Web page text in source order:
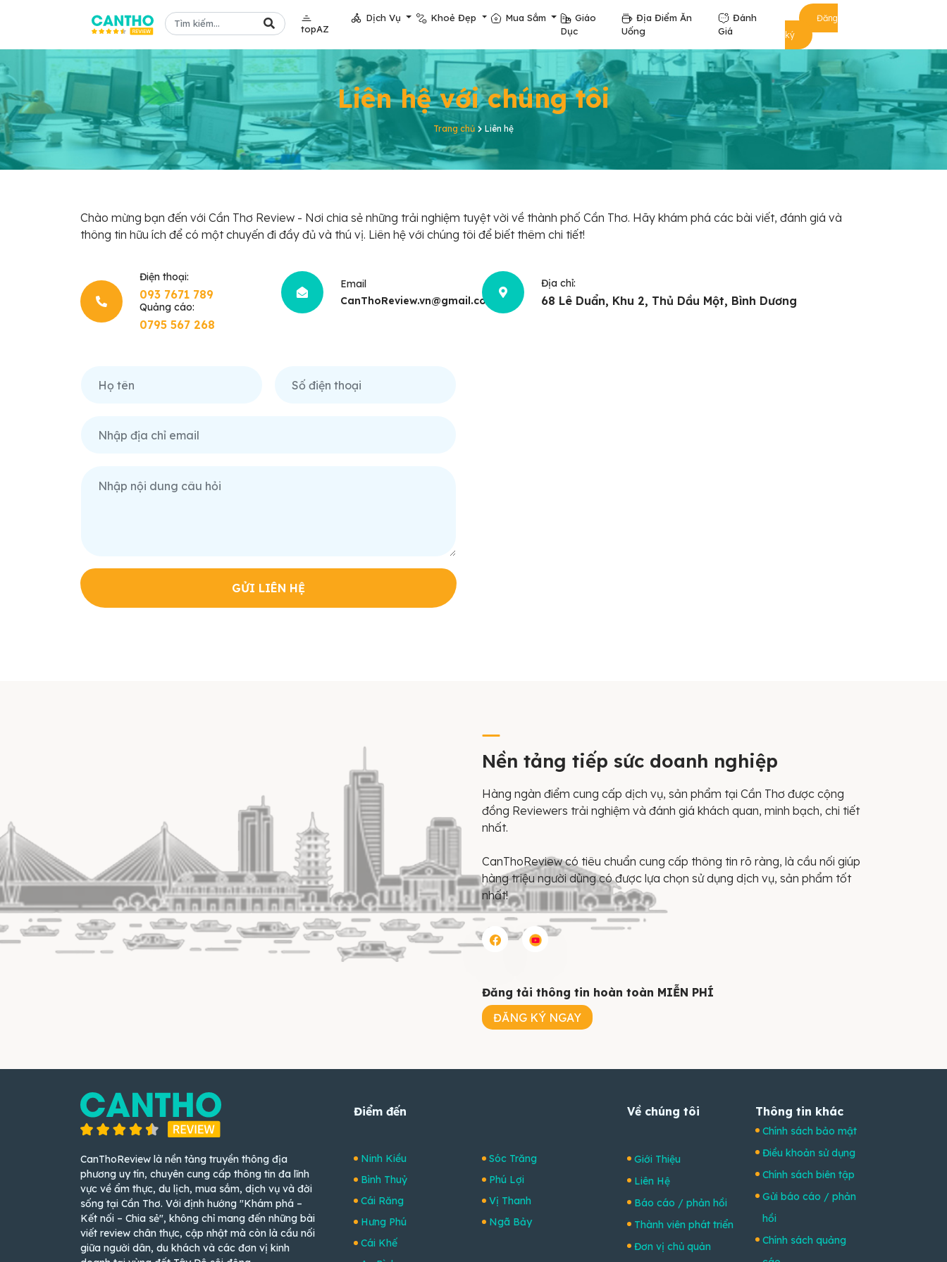
topAZ
Dịch Vụ Khoẻ Đẹp Mua Sắm
Giáo
Dục
Địa Điểm Ăn
Uống
Đánh
Giá
Đăng
ký
Liên hệ với chúng tôi
Trang chủ Liên hệ
Chào mừng bạn đến với Cần Thơ Review - Nơi chia sẻ những trải nghiệm tuyệt vời về thành phố Cần Thơ. Hãy khám phá các bài viết, đánh giá và
thông tin hữu ích để có một chuyến đi đầy đủ và thú vị. Liên hệ với chúng tôi để biết thêm chi tiết!
Điện thoại:
093 7671 789
Quảng cáo:
0795 567 268
Email
CanThoReview.vn@gmail.com
Địa chỉ:
68 Lê Duẩn, Khu 2, Thủ Dầu Một, Bình Dương
GỬI LIÊN HỆ
Nền tảng tiếp sức doanh nghiệp
Hàng ngàn điểm cung cấp dịch vụ, sản phẩm tại Cần Thơ được cộng
đồng Reviewers trải nghiệm và đánh giá khách quan, minh bạch, chi tiết
nhất.
CanThoReview có tiêu chuẩn cung cấp thông tin rõ ràng, là cầu nối giúp
hàng triệu người dùng có được lựa chọn sử dụng dịch vụ, sản phẩm tốt
nhất!
Đăng tải thông tin hoàn toàn MIỄN PHÍ
ĐĂNG KÝ NGAY
CanThoReview là nền tảng truyền thông địa
phương uy tín, chuyên cung cấp thông tin đa lĩnh
vực về ẩm thực, du lịch, mua sắm, dịch vụ và đời
sống tại Cần Thơ. Với định hướng "Khám phá –
Kết nối – Chia sẻ", không chỉ mang đến những bài
viết review chân thực, cập nhật mà còn là cầu nối
giữa người dân, du khách và các đơn vị kinh
Điểm đến
Ninh Kiều
Bình Thuỷ
Cái Răng
Hưng Phú
Cái Khế
Sóc Trăng
Phú Lợi
Vị Thanh
Ngã Bảy
Về chúng tôi
Giới Thiệu
Liên Hệ
Báo cáo / phản hồi
Thành viên phát triển
Đơn vị chủ quản
Thông tin khác
Chính sách bảo mật
Điều khoản sử dụng
Chính sách biên tập
Gửi báo cáo / phản
hồi
Chính sách quảng